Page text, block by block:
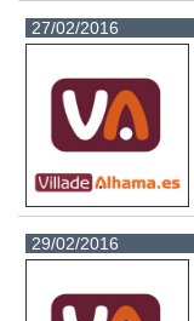
27/02/2016
29/02/2016